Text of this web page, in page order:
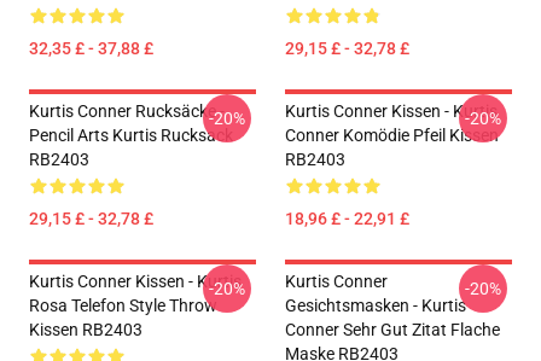
32,35 £ - 37,88 £ 29,15 £ - 32,78 £
Kurtis Conner Rucksäcke -
Pencil Arts Kurtis Rucksack
RB2403
29,15 £ - 32,78 £
-20%
Kurtis Conner Kissen - Kurtis
Conner Komödie Pfeil Kissen
RB2403
18,96 £ - 22,91 £
-20%
Kurtis Conner Kissen - Kurtis
Rosa Telefon Style Throw
Kissen RB2403
-20%
Kurtis Conner
Gesichtsmasken - Kurtis
Conner Sehr Gut Zitat Flache
Maske RB2403
-20%